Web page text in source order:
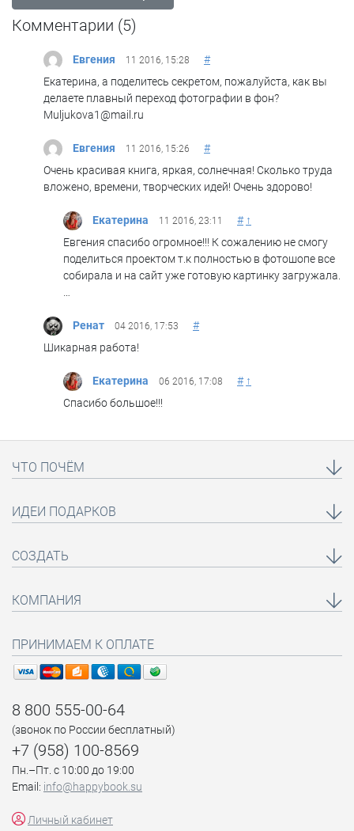
Комментарии (5)
Евгения 11 2016, 15:28
#
Екатерина, а поделитесь секретом, пожалуйста, как вы
делаете плавный переход фотографии в фон?
Muljukova1@mail.ru
Евгения 11 2016, 15:26
#
Очень красивая книга, яркая, солнечная! Сколько труда
вложено, времени, творческих идей! Очень здорово!
Екатерина 11 2016, 23:11 # ↑
Евгения спасибо огромное!!! К сожалению не смогу
поделиться проектом т.к полностью в фотошопе все
собирала и на сайт уже готовую картинку загружала.
…
Ренат 04 2016, 17:53
#
Шикарная работа!
Екатерина 06 2016, 17:08 # ↑
Спасибо большое!!!
ЧТО ПОЧЁМ
ИДЕИ ПОДАРКОВ
СОЗДАТЬ
КОМПАНИЯ
ПРИНИМАЕМ К ОПЛАТЕ
8 800 555-00-64
(звонок по России бесплатный)
+7 (958) 100-8569
Пн.–Пт. с 10:00 до 19:00
Email: info@happybook.su
Личный кабинет